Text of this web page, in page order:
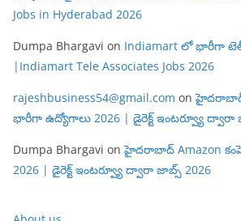
Jobs in Hyderabad 2026
Dumpa Bhargavi on Indiamart లో భారీగా
|Indiamart Tele Associates Jobs 2026
rajeshbusiness54@gmail.com onహైదరాబాద్
భారీగా ఉద్యోగాలు 2026 | డైరెక్ట్ ఇంటర్వ్యూ ద్వారా
Dumpa Bhargavi onహైదరాబాద్ Amazon
2026 | డైరెక్ట్ ఇంటర్వ్యూ ద్వారా జాబ్స్ 2026